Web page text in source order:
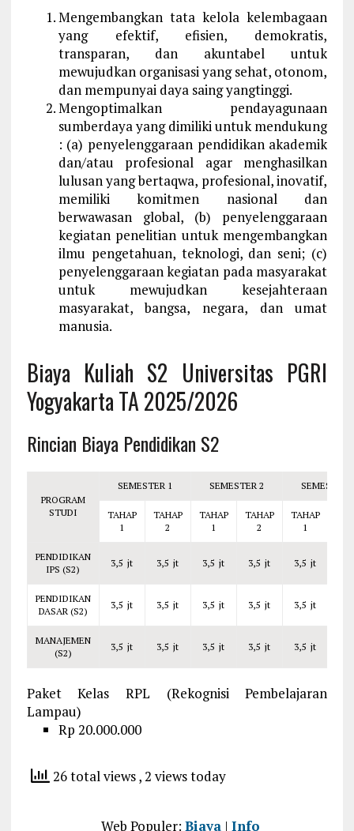
Mengembangkan tata kelola kelembagaan
yang efektif, efisien, demokratis,
transparan, dan akuntabel untuk
mewujudkan organisasi yang sehat, otonom,
dan mempunyai daya saing yangtinggi.
Mengoptimalkan pendayagunaan
sumberdaya yang dimiliki untuk mendukung
: (a) penyelenggaraan pendidikan akademik
dan/atau profesional agar menghasilkan
lulusan yang bertaqwa, profesional, inovatif,
memiliki komitmen nasional dan
berwawasan global, (b) penyelenggaraan
kegiatan penelitian untuk mengembangkan
ilmu pengetahuan, teknologi, dan seni; (c)
penyelenggaraan kegiatan pada masyarakat
untuk mewujudkan kesejahteraan
masyarakat, bangsa, negara, dan umat
manusia.
Biaya Kuliah S2 Universitas PGRI
Yogyakarta TA 2025/2026
Rincian Biaya Pendidikan S2
PROGRAM
STUDI
SEMESTER 1 SEMESTER 2 SEMESTER
TAHAP
1
TAHAP
2
TAHAP
1
TAHAP
2
TAHAP
1
PENDIDIKAN
IPS (S2)
3,5 jt 3,5 jt 3,5 jt 3,5 jt 3,5 jt
PENDIDIKAN
DASAR (S2)
3,5 jt 3,5 jt 3,5 jt 3,5 jt 3,5 jt
MANAJEMEN
(S2)
3,5 jt 3,5 jt 3,5 jt 3,5 jt 3,5 jt
Paket Kelas RPL (Rekognisi Pembelajaran
Lampau)
Rp 20.000.000
26 total views, 2 views today
Web Populer:Biaya |Info